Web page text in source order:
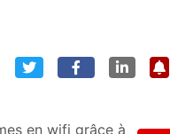
en wifi grâce à